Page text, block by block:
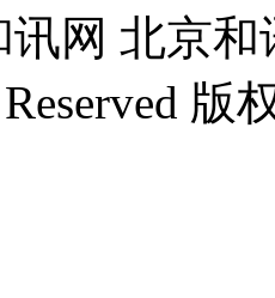
网 北京
版